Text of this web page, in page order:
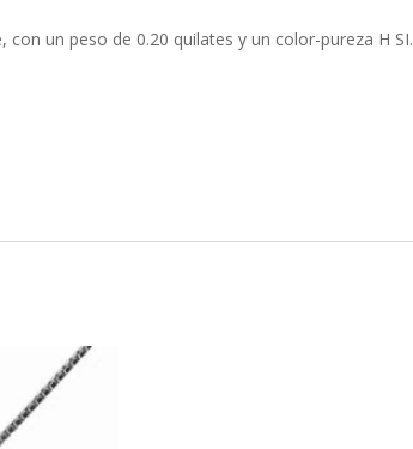
un peso de 0.20 quilates y un color-pureza H SI.